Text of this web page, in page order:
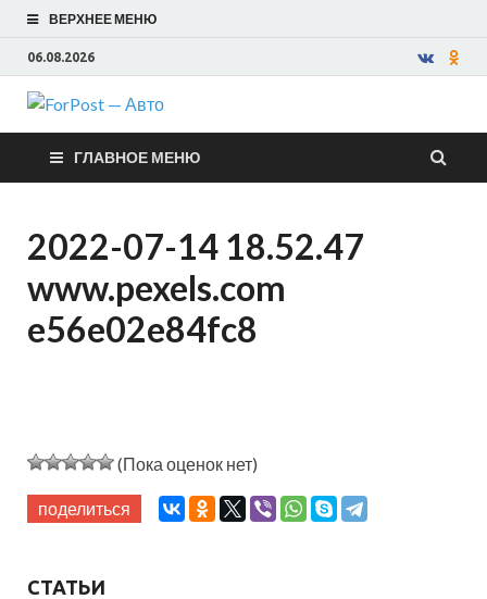
ВЕРХНЕЕ МЕНЮ
06.08.2026
ForPost —
Авто
ГЛАВНОЕ МЕНЮ
2022-07-14 18.52.47
www.pexels.com
e56e02e84fc8
(Пока оценок нет)
поделиться
СТАТЬИ